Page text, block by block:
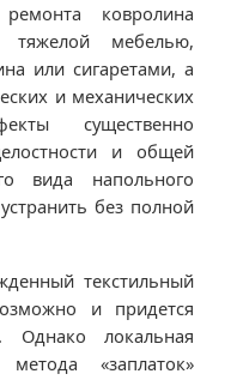
ковролина
тяжелой мебелью,
или сигаретами, а
и механических
существенно
и общей
вида напольного
без полной
текстильный
и придется
Однако локальная
«заплаток»